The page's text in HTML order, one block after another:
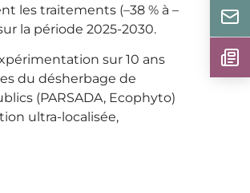
les traitements (–38 % à –
la période 2025-2030.
sur 10 ans
du désherbage de
(PARSADA, Ecophyto)
ultra-localisée,